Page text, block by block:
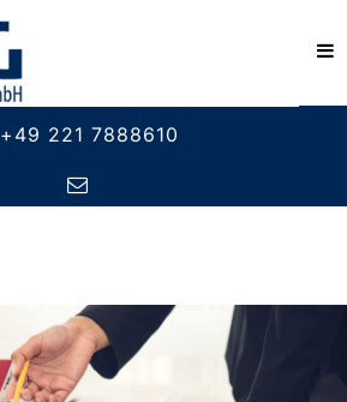
+49 221 7888610